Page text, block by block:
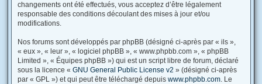
changements ont été effectués, vous acceptez d’être légalement
responsable des conditions découlant des mises à jour et/ou
modifications.
Nos forums sont développés par phpBB (désigné ci-après par « ils »,
« eux », « leur », « logiciel phpBB », « www.phpbb.com », « phpBB
Limited », « Équipes phpBB ») qui est un script libre de forum, déclaré
sous la licence « GNU General Public License v2 » (désigné ci-après
par « GPL ») et qui peut être téléchargé depuis www.phpbb.com. Le